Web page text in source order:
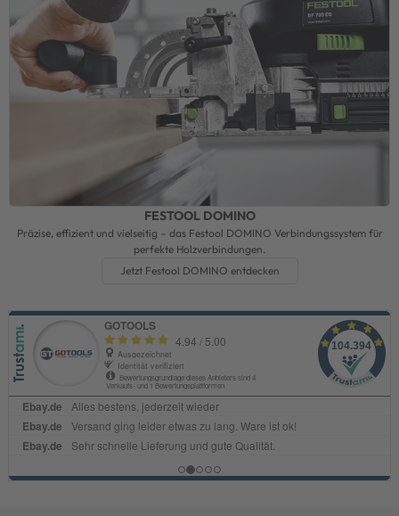
FESTOOL DOMINO
Präzise, effizient und vielseitig – das Festool DOMINO Verbindungssystem für
perfekte Holzverbindungen.
Jetzt Festool DOMINO entdecken